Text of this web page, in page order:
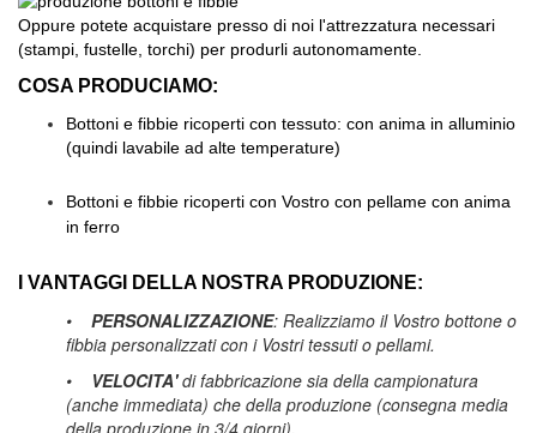
Oppure potete acquistare presso di noi l'attrezzatura necessari
(stampi, fustelle, torchi) per produrli autonomamente.
COSA PRODUCIAMO:
Bottoni e fibbie ricoperti con tessuto: con anima in alluminio
(quindi lavabile ad alte temperature)
Bottoni e fibbie ricoperti con Vostro con pellame con anima
in ferro
I VANTAGGI DELLA NOSTRA PRODUZIONE:
• PERSONALIZZAZIONE: Realizziamo il Vostro bottone o
fibbia personalizzati con i Vostri tessuti o pellami.
• VELOCITA'di fabbricazione sia della campionatura
(anche immediata) che della produzione (consegna media
della produzione in 3/4 giorni).